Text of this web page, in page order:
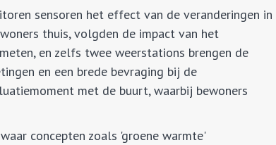
sensoren het effect van de veranderingen in
thuis, volgden de impact van het
en zelfs twee weerstations brengen de
en een brede bevraging bij de
met de buurt, waarbij bewoners
concepten zoals 'groene warmte'